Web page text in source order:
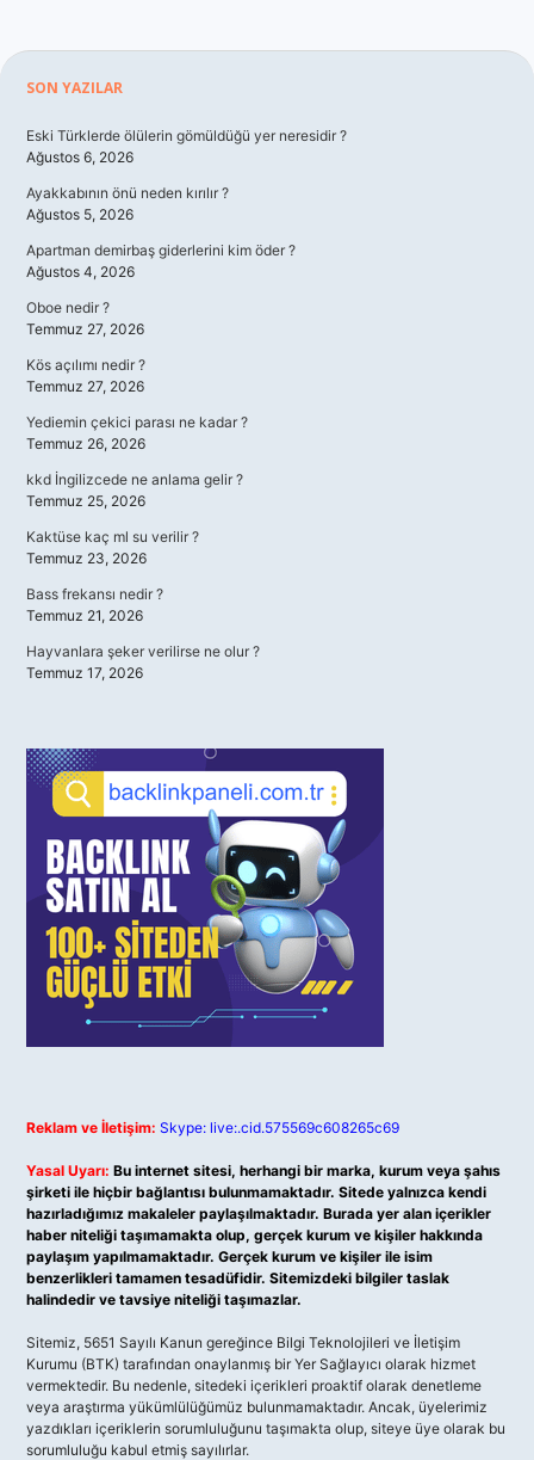
Sidebar
SON YAZILAR
Eski Türklerde ölülerin gömüldüğü yer neresidir ?
Ağustos 6, 2026
Ayakkabının önü neden kırılır ?
Ağustos 5, 2026
Apartman demirbaş giderlerini kim öder ?
Ağustos 4, 2026
Oboe nedir ?
Temmuz 27, 2026
Kös açılımı nedir ?
Temmuz 27, 2026
Yediemin çekici parası ne kadar ?
Temmuz 26, 2026
kkd İngilizcede ne anlama gelir ?
Temmuz 25, 2026
Kaktüse kaç ml su verilir ?
Temmuz 23, 2026
Bass frekansı nedir ?
Temmuz 21, 2026
Hayvanlara şeker verilirse ne olur ?
Temmuz 17, 2026
Reklam ve İletişim: Skype: live:.cid.575569c608265c69
Yasal Uyarı: Bu internet sitesi, herhangi bir marka, kurum veya şahıs
şirketi ile hiçbir bağlantısı bulunmamaktadır. Sitede yalnızca kendi
hazırladığımız makaleler paylaşılmaktadır. Burada yer alan içerikler
haber niteliği taşımamakta olup, gerçek kurum ve kişiler hakkında
paylaşım yapılmamaktadır. Gerçek kurum ve kişiler ile isim
benzerlikleri tamamen tesadüfidir. Sitemizdeki bilgiler taslak
halindedir ve tavsiye niteliği taşımazlar.
Sitemiz, 5651 Sayılı Kanun gereğince Bilgi Teknolojileri ve İletişim
Kurumu (BTK) tarafından onaylanmış bir Yer Sağlayıcı olarak hizmet
vermektedir. Bu nedenle, sitedeki içerikleri proaktif olarak denetleme
veya araştırma yükümlülüğümüz bulunmamaktadır. Ancak, üyelerimiz
yazdıkları içeriklerin sorumluluğunu taşımakta olup, siteye üye olarak bu
sorumluluğu kabul etmiş sayılırlar.